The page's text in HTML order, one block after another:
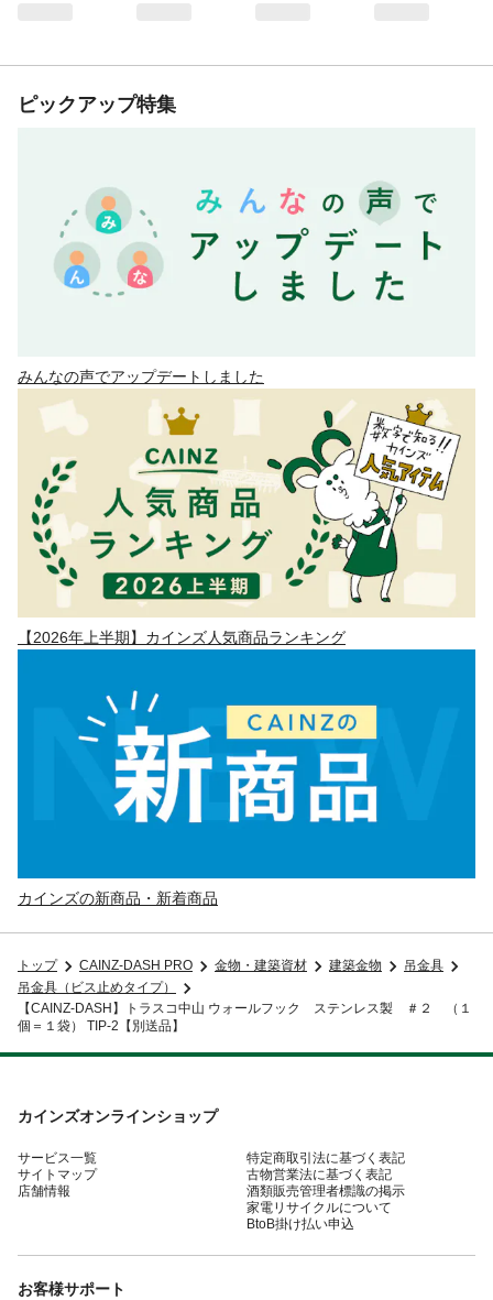
ピックアップ特集
みんなの声でアップデートしました
【2026年上半期】カインズ人気商品ランキング
カインズの新商品・新着商品
トップ CAINZ-DASH PRO 金物・建築資材 建築金物
吊金具
吊金具（ビス止めタイプ）
【CAINZ-DASH】トラスコ中山 ウォールフック ステンレス製 ＃２ （１
個＝１袋） TIP-2【別送品】
カインズオンラインショップ
サービス一覧
サイトマップ
店舗情報
特定商取引法に基づく表記
古物営業法に基づく表記
酒類販売管理者標識の掲示
家電リサイクルについて
BtoB掛け払い申込
お客様サポート